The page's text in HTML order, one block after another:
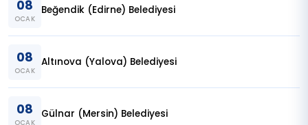
08
OCAK
Beğendik (Edirne) Belediyesi
08
OCAK
Altınova (Yalova) Belediyesi
08
OCAK
Gülnar (Mersin) Belediyesi